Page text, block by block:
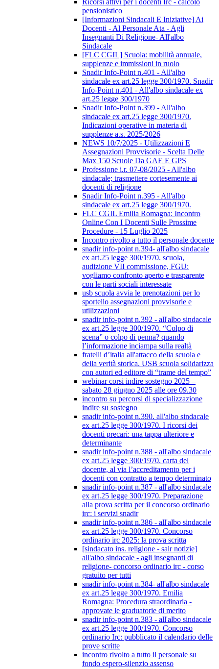
Ricorsi attivi per i docenti Irc - calcolo
pensionistico
[Informazioni Sindacali E Iniziative] Ai
Docenti - Al Personale Ata - Agli
Insegnanti Di Religione- All'albo
Sindacale
[FLC CGIL] Scuola: mobilità annuale,
supplenze e immissioni in ruolo
Snadir Info-Point n.401 - All'albo
sindacale ex art.25 legge 300/1970. Snadir
Info-Point n.401 - All'albo sindacale ex
art.25 legge 300/1970
Snadir Info-Point n.399 - All'albo
sindacale ex art.25 legge 300/1970.
Indicazioni operative in materia di
supplenze a.s. 2025/2026
NEWS 10/7/2025 - Utilizzazioni E
Assegnazioni Provvisorie - Scelta Delle
Max 150 Scuole Da GAE E GPS
Professione i.r. 07-08/2025 - All'albo
sindacale; trasmettere cortesemente ai
docenti di religione
Snadir Info-Point n.395 - All'albo
sindacale ex art.25 legge 300/1970.
FLC CGIL Emilia Romagna: Incontro
Online Con I Docenti Sulle Prossime
Procedure - 15 Luglio 2025
Incontro rivolto a tutto il personale docente
snadir info-point n.394- all'albo sindacale
ex art.25 legge 300/1970. scuola,
audizione VII commissione, FGU:
vogliamo confronto aperto e trasparente
con le parti sociali interessate
usb scuola avvia le prenotazioni per lo
sportello assegnazioni provvisorie e
utilizzazioni
snadir info-point n.392 - all'albo sindacale
ex art.25 legge 300/1970. “Colpo di
scena” o colpo di penna? quando
l’informazione inciampa sulla realtà
fratelli d’italia all'attacco della scuola e
della verità storica. USB scuola solidarizza
con autori ed editore di “trame del tempo”
webinar corsi indire sostegno 2025 –
sabato 28 giugno 2025 alle ore 09.30
incontro su percorsi di specializzazione
indire su sostegno
snadir info-point n.390. all'albo sindacale
ex art.25 legge 300/1970. I ricorsi dei
docenti precari: una tappa ulteriore e
determinante
snadir info-point n.388 - all'albo sindacale
ex art.25 legge 300/1970. carta del
docente, al via l’accreditamento per i
docenti con contratto a tempo determinato
snadir info-point n.387 - all'albo sindacale
ex art.25 legge 300/1970. Preparazione
alla prova scritta per il concorso ordinario
irc: i servizi snadir
snadir info-point n.386 - all'albo sindacale
ex art.25 legge 300/1970. Concorso
ordinario irc 2025: la prova scritta
[sindacato ins. religione - sair notizie]
all'albo sindacale - agli insegnanti di
religione- concorso ordinario irc - corso
gratuito per tutti
snadir info-point n.384- all'albo sindacale
ex art.25 legge 300/1970. Emilia
Romagna: Procedura straordinaria -
approvate le graduatorie di merito
snadir info-point n.383 - all'albo sindacale
ex art.25 legge 300/1970. Concorso
ordinario Irc: pubblicato il calendario delle
prove scritte
incontro rivolto a tutto il personale su
fondo espero-silenzio assenso